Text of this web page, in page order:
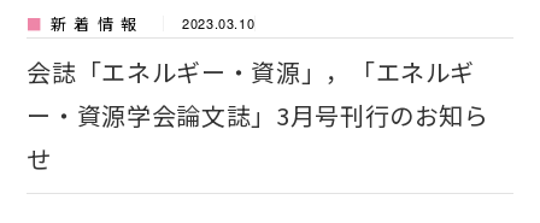
新着情報 2023.03.10
会誌「エネルギー・資源」，「エネルギ
ー・資源学会論文誌」3月号刊行のお知ら
せ